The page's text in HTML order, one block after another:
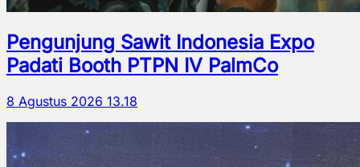
Pengunjung Sawit Indonesia Expo
Padati Booth PTPN IV PalmCo
8 Agustus 2026 13.18